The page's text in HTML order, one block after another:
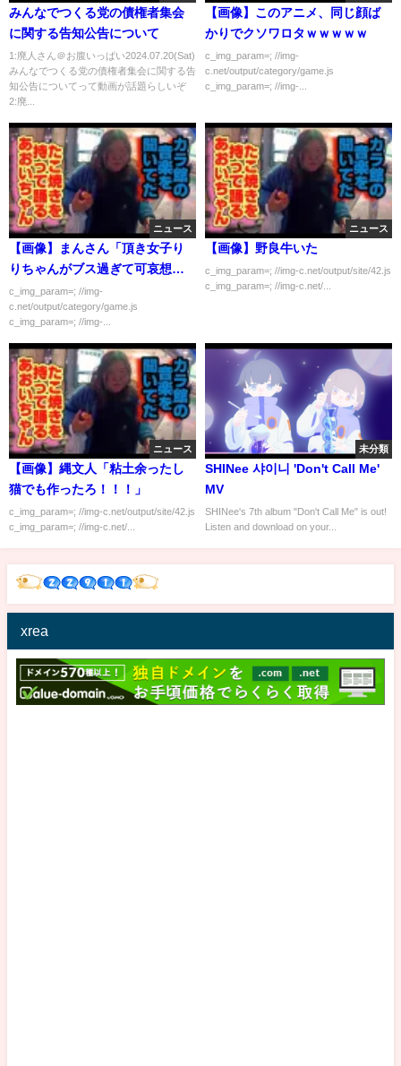
みんなでつくる党の債権者集会
に関する告知公告について
1:廃人さん＠お腹いっぱい2024.07.20(Sat)
みんなでつくる党の債権者集会に関する告
知公告についてって動画が話題らしいぞ
2:廃...
【画像】このアニメ、同じ顔ば
かりでクソワロタｗｗｗｗｗ
c_img_param=; //img-
c.net/output/category/game.js
c_img_param=; //img-...
ニュース
【画像】まんさん「頂き女子り
りちゃんがブス過ぎて可哀想だ
から可愛く加工してあげたw」
c_img_param=; //img-
c.net/output/category/game.js
c_img_param=; //img-...
ニュース
【画像】野良牛いた
c_img_param=; //img-c.net/output/site/42.js
c_img_param=; //img-c.net/...
ニュース
【画像】縄文人「粘土余ったし
猫でも作ったろ！！！」
c_img_param=; //img-c.net/output/site/42.js
c_img_param=; //img-c.net/...
未分類
SHINee 샤이니 'Don't Call Me'
MV
SHINee's 7th album "Don't Call Me" is out!
Listen and download on your...
xrea